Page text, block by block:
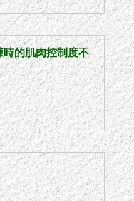
的肌肉控制度不